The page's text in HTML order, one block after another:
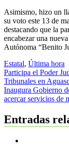
Asimismo, hizo un
su voto este 13 de
destacando que la
encabezar una
Autónoma “Benito
Estatal, Última hora
Navegación
de
entradas
Participa el Poder
Tribunales en
Inaugura Gobierno
acercar servicios de
Entradas